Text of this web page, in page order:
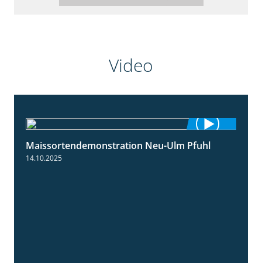
Video
7:10
Maissortendemonstration Neu-Ulm Pfuhl
14.10.2025